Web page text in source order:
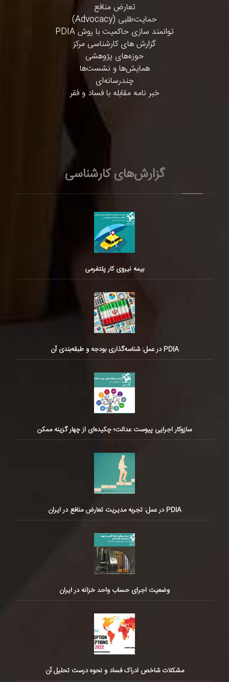
تعارض منافع
حمایت‌طلبی (Advocacy)
توانمند سازی حاکمیت با روش PDIA
گزارش های کارشناسی مرکز
حوزه‌های پژوهشی
همایش‌ها و نشست‌ها
چندرسانه‌ای
خبر نامه مقابله با فساد و فقر
گزارش‌های کارشناسی
بیمه نیروی کار پلتفرمی
PDIA در عمل: شناسه‌گذاری بودجه و طبقه‌بندی آن
سازوکار اجرایی پیوست عدالت؛ چکیده‌ای از چهار گزینه ممکن
PDIA در عمل: تجربه مدیریت تعارض منافع در ایران
وضعیت اجرای حساب واحد خزانه در ایران
مشکلات شاخص ادراک فساد و نحوه درست تحلیل آن